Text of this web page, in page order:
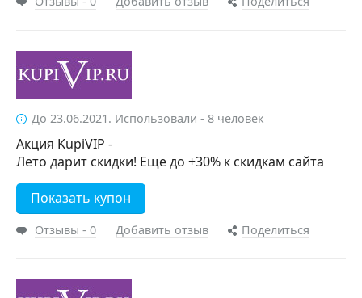
До 23.06.2021. Использовали - 8 человек
Акция KupiVIP -
Лето дарит скидки! Еще до +30% к скидкам сайта
Показать купон
Отзывы - 0 Добавить отзыв Поделиться